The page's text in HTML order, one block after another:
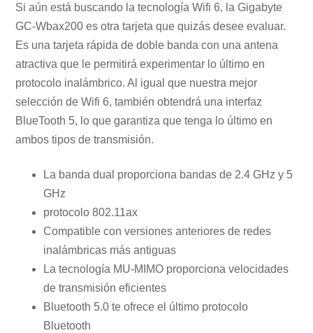
Si aún está buscando la tecnología Wifi 6, la Gigabyte
GC-Wbax200 es otra tarjeta que quizás desee evaluar.
Es una tarjeta rápida de doble banda con una antena
atractiva que le permitirá experimentar lo último en
protocolo inalámbrico. Al igual que nuestra mejor
selección de Wifi 6, también obtendrá una interfaz
BlueTooth 5, lo que garantiza que tenga lo último en
ambos tipos de transmisión.
La banda dual proporciona bandas de 2.4 GHz y 5
GHz
protocolo 802.11ax
Compatible con versiones anteriores de redes
inalámbricas más antiguas
La tecnología MU-MIMO proporciona velocidades
de transmisión eficientes
Bluetooth 5.0 te ofrece el último protocolo
Bluetooth